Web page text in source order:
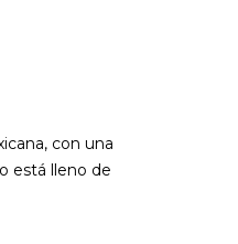
con una
está lleno de